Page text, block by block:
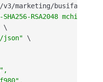
/v3/marketing/busifavor
SHA256-RSA2048
\
json"
\